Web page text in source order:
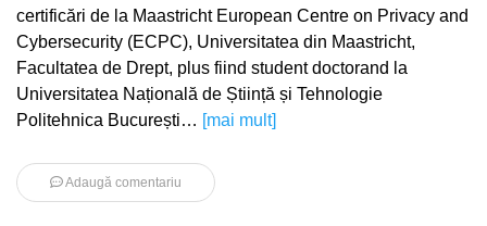
certificări de la Maastricht European Centre on Privacy and
Cybersecurity (ECPC), Universitatea din Maastricht,
Facultatea de Drept, plus fiind student doctorand la
Universitatea Națională de Știință și Tehnologie
Politehnica București… [mai mult]
Adaugă comentariu